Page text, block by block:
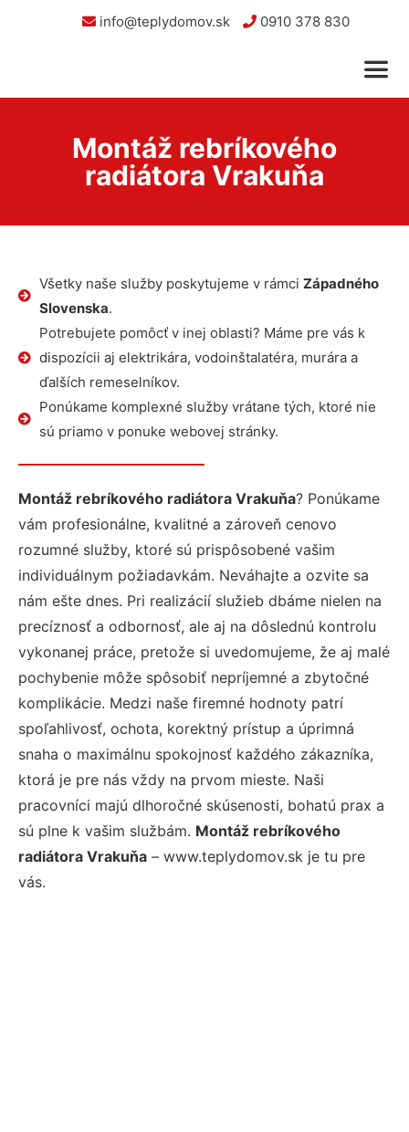
info@teplydomov.sk 0910 378 830
Montáž rebríkového
radiátora Vrakuňa
Všetky naše služby poskytujeme v rámci Západného
Slovenska.
Potrebujete pomôcť v inej oblasti? Máme pre vás k
dispozícii aj elektrikára, vodoinštalatéra, murára a
ďalších remeselníkov.
Ponúkame komplexné služby vrátane tých, ktoré nie
sú priamo v ponuke webovej stránky.
Montáž rebríkového radiátora Vrakuňa? Ponúkame
vám profesionálne, kvalitné a zároveň cenovo
rozumné služby, ktoré sú prispôsobené vašim
individuálnym požiadavkám. Neváhajte a ozvite sa
nám ešte dnes. Pri realizácií služieb dbáme nielen na
precíznosť a odbornosť, ale aj na dôslednú kontrolu
vykonanej práce, pretože si uvedomujeme, že aj malé
pochybenie môže spôsobiť nepríjemné a zbytočné
komplikácie. Medzi naše firemné hodnoty patrí
spoľahlivosť, ochota, korektný prístup a úprimná
snaha o maximálnu spokojnosť každého zákazníka,
ktorá je pre nás vždy na prvom mieste. Naši
pracovníci majú dlhoročné skúsenosti, bohatú prax a
sú plne k vašim službám. Montáž rebríkového
radiátora Vrakuňa – www.teplydomov.sk je tu pre
vás.